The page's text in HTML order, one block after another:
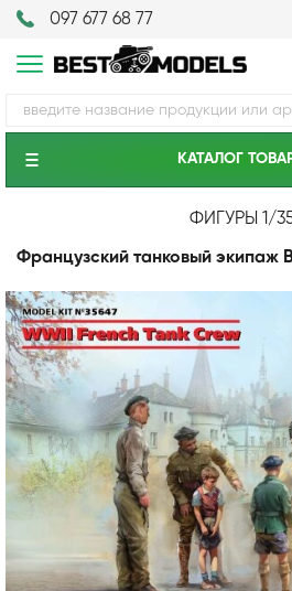
097 677 68 77
КАТАЛОГ
ФИГУРЫ 1/
Французский танковый экипаж